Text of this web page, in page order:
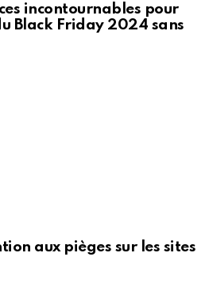
incontournables pour
Black Friday 2024 sans
aux pièges sur les sites